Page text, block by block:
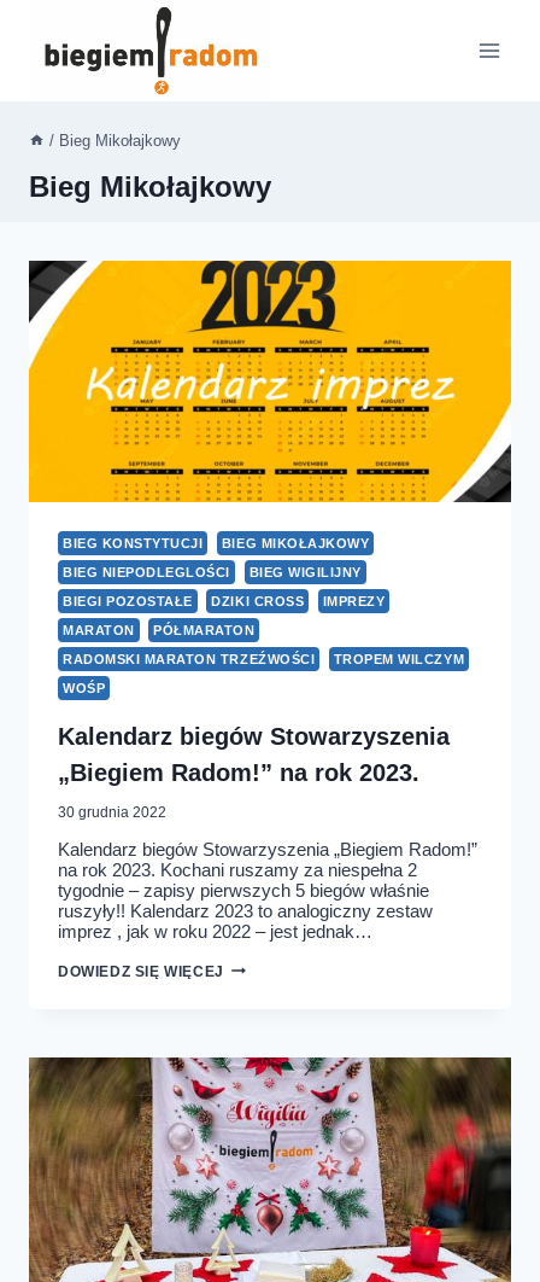
/ Bieg Mikołajkowy
Bieg Mikołajkowy
BIEG KONSTYTUCJI
BIEG MIKOŁAJKOWY
BIEG NIEPODLEGLOŚCI
BIEG WIGILIJNY
BIEGI POZOSTAŁE
DZIKI CROSS
IMPREZY
MARATON
PÓŁMARATON
RADOMSKI MARATON TRZEŹWOŚCI
TROPEM WILCZYM
WOŚP
Kalendarz biegów Stowarzyszenia
„Biegiem Radom!” na rok 2023.
30 grudnia 2022
Kalendarz biegów Stowarzyszenia „Biegiem Radom!”
na rok 2023. Kochani ruszamy za niespełna 2
tygodnie – zapisy pierwszych 5 biegów właśnie
ruszyły!! Kalendarz 2023 to analogiczny zestaw
imprez , jak w roku 2022 – jest jednak…
DOWIEDZ SIĘ WIĘCEJ KALENDARZ
ROK
2023.